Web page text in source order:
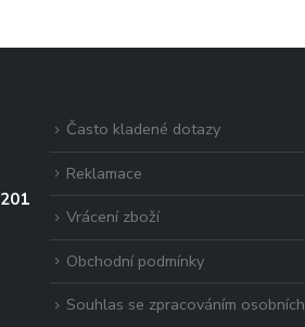
Často kladené dotazy
Reklamace
Vrácení zboží
Obchodní podmínky
Souhlas se zpracováním osobních